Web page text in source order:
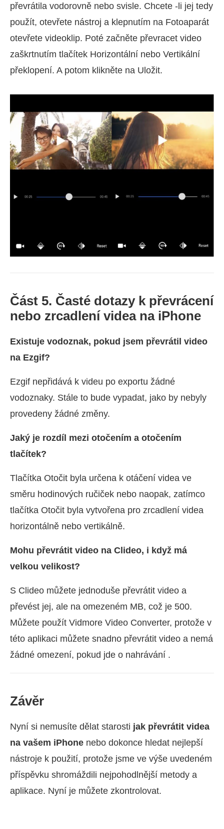
převrátila vodorovně nebo svisle. Chcete -li jej tedy
použít, otevřete nástroj a klepnutím na Fotoaparát
otevřete videoklip. Poté začněte převracet video
zaškrtnutím tlačítek Horizontální nebo Vertikální
překlopení. A potom klikněte na Uložit.
Část 5. Časté dotazy k převrácení
nebo zrcadlení videa na iPhone
Existuje vodoznak, pokud jsem převrátil video
na Ezgif?
Ezgif nepřidává k videu po exportu žádné
vodoznaky. Stále to bude vypadat, jako by nebyly
provedeny žádné změny.
Jaký je rozdíl mezi otočením a otočením
tlačítek?
Tlačítka Otočit byla určena k otáčení videa ve
směru hodinových ručiček nebo naopak, zatímco
tlačítka Otočit byla vytvořena pro zrcadlení videa
horizontálně nebo vertikálně.
Mohu převrátit video na Clideo, i když má
velkou velikost?
S Clideo můžete jednoduše převrátit video a
převést jej, ale na omezeném MB, což je 500.
Můžete použít Vidmore Video Converter, protože v
této aplikaci můžete snadno převrátit video a nemá
žádné omezení, pokud jde o nahrávání .
Závěr
Nyní si nemusíte dělat starosti jak převrátit videa
na vašem iPhone nebo dokonce hledat nejlepší
nástroje k použití, protože jsme ve výše uvedeném
příspěvku shromáždili nejpohodlnější metody a
aplikace. Nyní je můžete zkontrolovat.